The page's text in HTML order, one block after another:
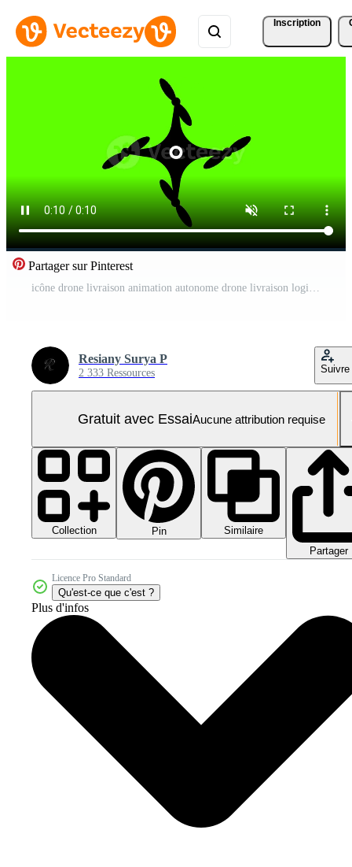
Inscription
Partager sur Pinterest
icône drone livraison animation autonome drone livraison logistique un service Vidéo Pro
Resiany Surya P
2 333 Ressources Suivre
Gratuit avec EssaiAucune attribution requise
Collection Pin
Similaire
Partager
Licence Pro Standard
Qu'est-ce que c'est ?
Plus d'infos